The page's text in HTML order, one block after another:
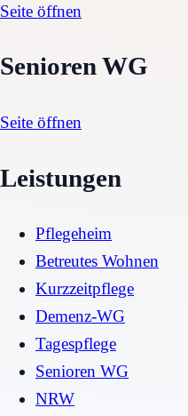
Seite öffnen
Senioren WG
Seite öffnen
Leistungen
Pflegeheim
Betreutes Wohnen
Kurzzeitpflege
Demenz-WG
Tagespflege
Senioren WG
NRW